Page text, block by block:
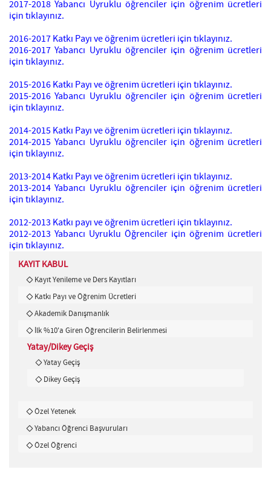
2017-2018 Yabancı Uyruklu öğrenciler için öğrenim ücretleri
için tıklayınız.
2016-2017 Katkı Payı ve öğrenim ücretleri için tıklayınız.
2016-2017 Yabancı Uyruklu öğrenciler için öğrenim ücretleri
için tıklayınız.
2015-2016 Katkı Payı ve öğrenim ücretleri için tıklayınız.
2015-2016 Yabancı Uyruklu öğrenciler için öğrenim ücretleri
için tıklayınız.
2014-2015 Katkı Payı ve öğrenim ücretleri için tıklayınız.
2014-2015 Yabancı Uyruklu öğrenciler için öğrenim ücretleri
için tıklayınız.
2013-2014 Katkı Payı ve öğrenim ücretleri için tıklayınız.
2013-2014 Yabancı Uyruklu öğrenciler için öğrenim ücretleri
için tıklayınız.
2012-2013 Katkı payı ve öğrenim ücretleri için tıklayınız.
2012-2013 Yabancı Uyruklu Öğrenciler için öğrenim ücretleri
için tıklayınız.
KAYIT KABUL
Kayıt Yenileme ve Ders Kayıtları
Katkı Payı ve Öğrenim Ücretleri
Akademik Danışmanlık
İlk %10'a Giren Öğrencilerin Belirlenmesi
Yatay/Dikey Geçiş
Yatay Geçiş
Dikey Geçiş
Özel Yetenek
Yabancı Öğrenci Başvuruları
Özel Öğrenci